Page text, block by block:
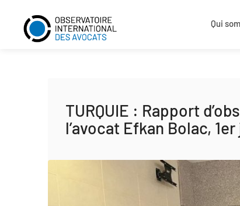
Qui
TURQUIE : Rapport
l’avocat Efkan Bolac,